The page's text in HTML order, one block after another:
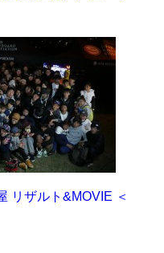
リザルト&MOVIE ＜